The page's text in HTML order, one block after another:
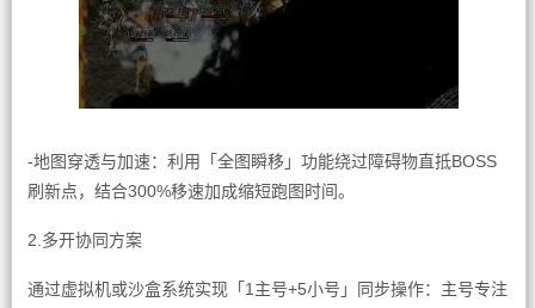
-地图穿透与加速：利用「全图瞬移」功能绕过障碍物直抵BOSS
刷新点，结合300%移速加成缩短跑图时间。
2.多开协同方案
通过虚拟机或沙盒系统实现「1主号+5小号」同步操作：主号专注